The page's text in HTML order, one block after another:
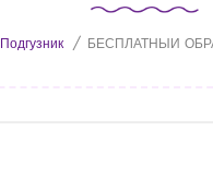
Подгузник /